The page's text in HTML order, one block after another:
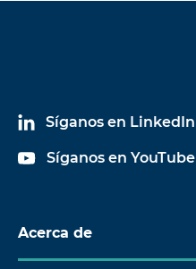
Síganos en LinkedIn
Síganos en YouTube
Acerca de